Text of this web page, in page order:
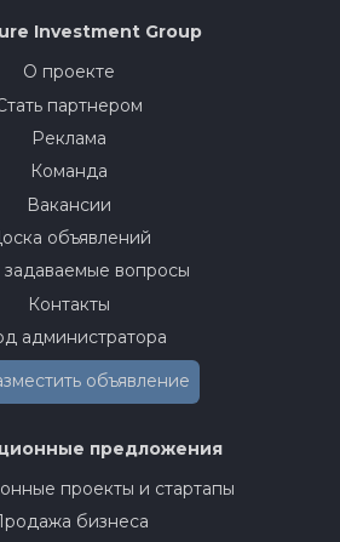
Investment Group
О проекте
партнером
Реклама
Команда
Вакансии
объявлений
задаваемые вопросы
Контакты
администратора
объявление
предложения
проекты и стартапы
бизнеса